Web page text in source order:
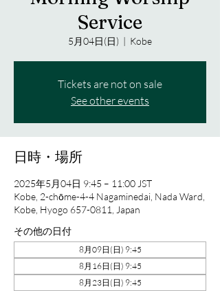
Service
5月04日(日)
  |
Kobe
Tickets are not on sale
See other events
日時・場所
2025年5月04日 9:45 – 11:00 JST
Kobe, 2-chōme-4-4 Nagaminedai, Nada Ward,
Kobe, Hyogo 657-0811, Japan
その他の日付
8月09日(日) 9:45
8月16日(日) 9:45
8月23日(日) 9:45